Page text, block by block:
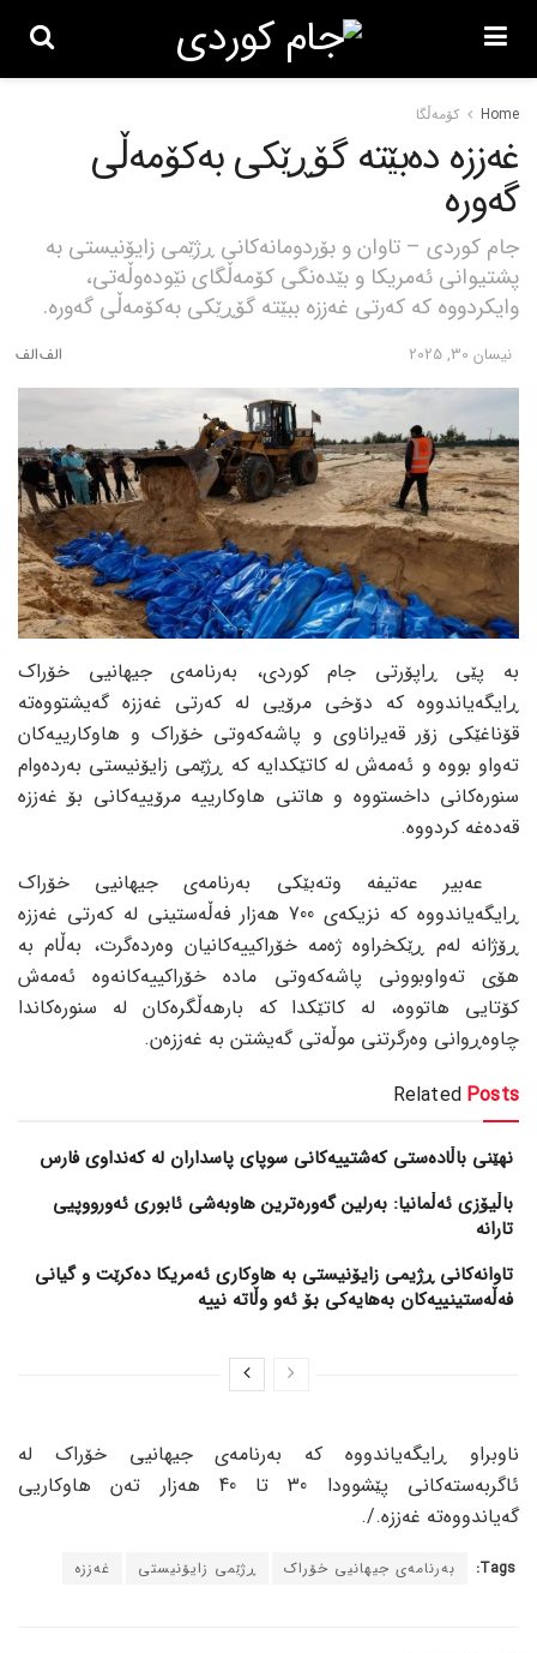
Home کۆمەڵگا
غەززە دەبێتە گۆڕێکی بەکۆمەڵی
گەورە
جام کوردی – تاوان و بۆردومانەکانی ڕژێمی زایۆنیستی بە
پشتیوانی ئەمریکا و بێدەنگی کۆمەڵگای نێودەوڵەتی،
وایکردووە کە کەرتی غەززە ببێتە گۆڕێکی بەکۆمەڵی گەورە.
نیسان 30, 2025
بە پێی ڕاپۆرتی جام کوردی، بەرنامەی جیهانیی خۆراک
ڕایگەیاندووە کە دۆخی مرۆیی لە کەرتی غەززە گەیشتووەتە
قۆناغێکی زۆر قەیراناوی و پاشەکەوتی خۆراک و هاوکارییەکان
تەواو بووە و ئەمەش لە کاتێکدایە کە ڕژێمی زایۆنیستی بەردەوام
سنورەکانی داخستووە و هاتنی هاوکارییە مرۆییەکانی بۆ غەززە
قەدەغە کردووە.
عەبیر عەتیفە وتەبێکی بەرنامەی جیهانیی خۆراک
ڕایگەیاندووە کە نزیکەی 700 هەزار فەڵەستینی لە کەرتی غەززە
ڕۆژانە لەم ڕێکخراوە ژەمە خۆراکییەکانیان وەردەگرت، بەڵام بە
هۆی تەواوبوونی پاشەکەوتی مادە خۆراکییەکانەوە ئەمەش
کۆتایی هاتووە، لە کاتێکدا کە بارهەڵگرەکان لە سنورەکاندا
چاوەڕوانی وەرگرتنی موڵەتی گەیشتن بە غەززەن.
Related Posts
نهێنی باڵادەستی کەشتییەکانی سوپای پاسداران لە کەنداوی فارس
باڵیۆزی ئەڵمانیا: بەرلین گەورەترین هاوبەشی ئابوری ئەورووپیی
تارانە
تاوانەکانی ڕژیمی زایۆنیستی بە هاوکاری ئەمریکا دەکرێت و گیانی
فەڵەستینییەکان بەهایەکی بۆ ئەو وڵاتە نییە
ناوبراو ڕایگەیاندووە کە بەرنامەی جیهانیی خۆراک لە
ئاگربەستەکانی پێشوودا 30 تا 40 هەزار تەن هاوکاریی
گەیاندووەتە غەززە./.
Tags: بەرنامەی جیهانیی خۆراک ڕژێمی زایۆنیستی غەززە